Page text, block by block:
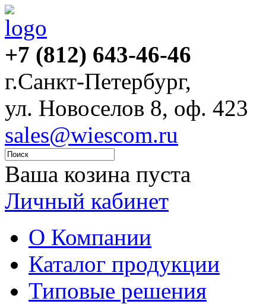
+7 (812) 643-46-46
г.Санкт-Петербург,
ул. Новоселов 8, оф. 423
sales@wiescom.ru
Ваша козина пуста
Личный кабинет
О Компании
Каталог продукции
Типовые решения